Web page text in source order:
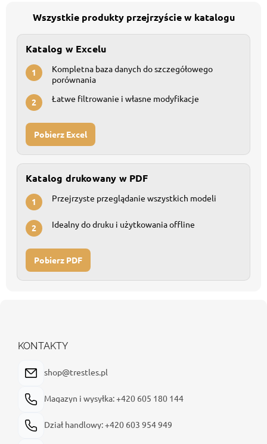
Wszystkie produkty przejrzyście w katalogu
Katalog w Excelu
1
Kompletna baza danych do szczegółowego
porównania
2 Łatwe filtrowanie i własne modyfikacje
Pobierz Excel
Katalog drukowany w PDF
1 Przejrzyste przeglądanie wszystkich modeli
2 Idealny do druku i użytkowania offline
Pobierz PDF
KONTAKTY
shop@trestles.pl
Magazyn i wysyłka: +420 605 180 144
Dział handlowy: +420 603 954 949